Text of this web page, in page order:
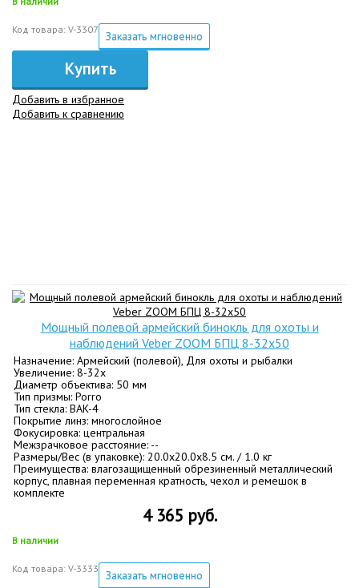
Код товара: V-3307 Заказать мгновенно
Купить
Добавить в избранное
Добавить к сравнению
Мощный полевой армейский бинокль для охоты и
наблюдений Veber ZOOM БПЦ 8-32x50
Назначение: Армейский (полевой), Для охоты и рыбалки
Увеличение: 8-32х
Диаметр объектива: 50 мм
Тип призмы: Porro
Тип стекла: BАK-4
Покрытие линз: многослойное
Фокусировка: центральная
Межзрачковое расстояние: --
Размеры/Вес (в упаковке): 20.0x20.0x8.5 см. / 1.0 кг
Преимущества: влагозащищенный обрезиненный металлический
корпус, плавная переменная кратность, чехол и ремешок в
комплекте
4 365 руб.
В наличии
Код товара: V-3333 Заказать мгновенно